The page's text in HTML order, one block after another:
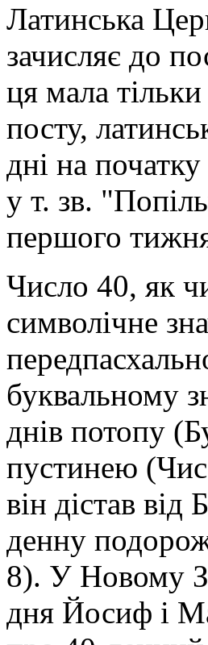
Латинська
зачисляє до
ця мала
посту,
дні на
у т. зв.
першого
Число 40, як
символічне
буквальному
днів потопу
пустинею
він дістав
денну
8). У Новому
дня Йосиф і